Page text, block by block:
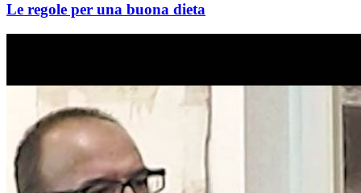
Le regole per una buona dieta